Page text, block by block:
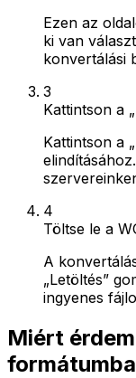
Ezen az
ki van
konvertálási
3
Kattintson a
Kattintson a
4
Töltse le a
A
„Letöltés”
ingyenes
Miért